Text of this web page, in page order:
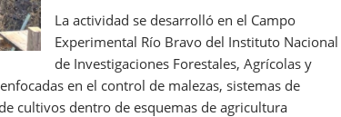
La actividad se desarrolló en el Campo
Experimental Río Bravo del Instituto Nacional
de Investigaciones Forestales, Agrícolas y
en el control de malezas, sistemas de
cultivos dentro de esquemas de agricultura